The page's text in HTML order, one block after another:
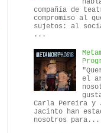
compañía de
compromiso al
sujetos: al
...
el
Carla Pereira y
Jacinto han
nosotros para...